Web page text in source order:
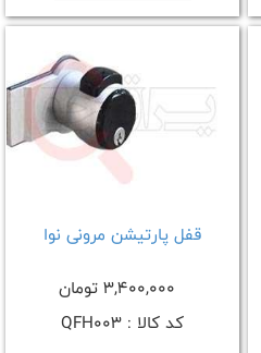
قفل پارتیشن مرونی نوا
کد کالا : QFH003